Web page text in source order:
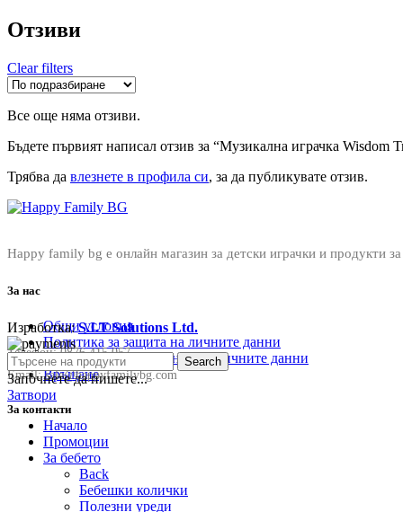
Отзиви
Clear filters
Все още няма отзиви.
Бъдете първият написал отзив за “Музикална играчка Wisdom
Трябва да влезнете в профила си, за да публикувате отзив.
Happy family bg е онлайн магазин за детски играчки и продукти
За нас
Общи условия
Политика за защита на личните данни
Политика за съхранение на личните данни
Връщане
За контакти
Телефон:0876 415 057
Email:sale@happyfamilybg.com
Изработка:S.I.T Solutions Ltd.
Search
Започнете да пишете...
Затвори
Начало
Промоции
За бебето
Back
Бебешки колички
Полезни уреди